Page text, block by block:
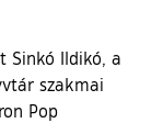
Sinkó Ildikó, a
szakmai
Pop